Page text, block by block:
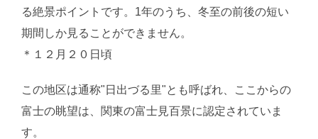
る絶景ポイントです。1年のうち、冬至の前後の短い
期間しか見ることができません。
＊１２月２０日頃
この地区は通称"日出づる里"とも呼ばれ、ここからの
富士の眺望は、関東の富士見百景に認定されていま
す。